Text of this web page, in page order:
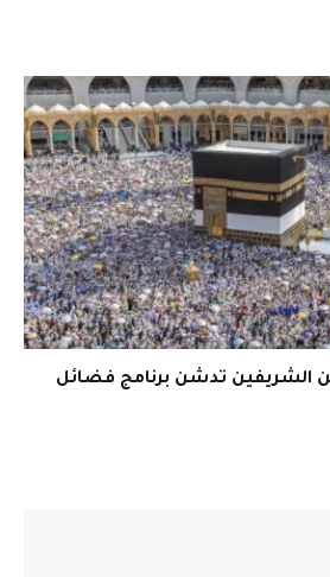
الشريفين تدشن برنامج فضائل